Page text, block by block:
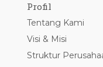
Profil
Tentang Kami
Visi & Misi
Struktur